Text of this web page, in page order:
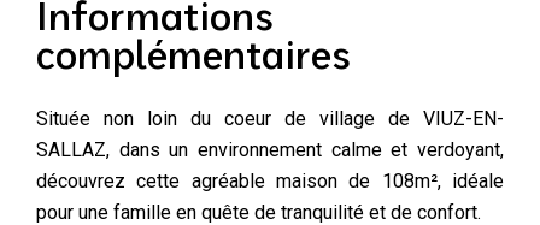
Informations
complémentaires
Située non loin du coeur de village de VIUZ-EN-
SALLAZ, dans un environnement calme et verdoyant,
découvrez cette agréable maison de 108m², idéale
pour une famille en quête de tranquilité et de confort.